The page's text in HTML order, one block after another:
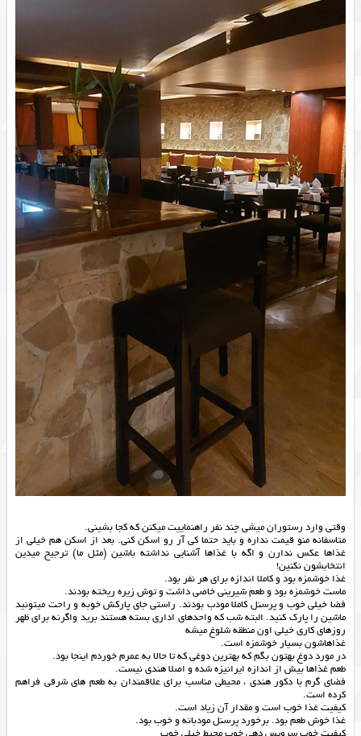
وقتی وارد رستوران میشی چند نفر راهنماییت میکنن که کجا بشینی.
متاسفانه منو قیمت نداره و باید حتما کی آر رو اسکن کنی. بعد از اسکن هم خیلی از
غذاها عکس ندارن و اگه با غذاها آشنایی نداشته باشین (مثل ما) ترجیح میدین
انتخابشون نکنین!
غذا خوشمزه بود و کاملا اندازه برای هر نفر بود.
ماست خوشمزه بود و طعم شیرینی خاصی داشت و توش زیره ریخته بودند.
فضا خیلی خوب و پرسنل کاملا مودب بودند. راستی جای پارکش خوبه و راحت میتونید
ماشین را پارک کنید. البته شب که واحدهای اداری بسته هستند برید واگرنه برای ظهر
روزهای کاری خیلی اون منطقه شلوغ میشه
غذاهاشون بسیار خوشمزه است.
در مورد دوغ بهتون بگم که بهترین دوغی که تا حالا به عمرم خوردم اینجا بود.
طعم غذاها بیش از اندازه ایرانیزه شده و اصلا هندی نیست.
فضای گرم با دکور هندی ، محیطی مناسب برای علاقمندان به طعم های شرقی فراهم
کرده است.
کیفیت غذا خوب است و مقدار آن زیاد است.
غذا خوش طعم بود. برخورد پرسنل مودبانه و خوب بود.